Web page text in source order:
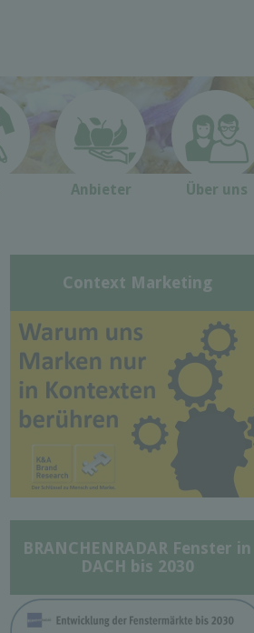
Anbieter Über uns
Context Marketing
BRANCHENRADAR Fenster in
DACH bis 2030